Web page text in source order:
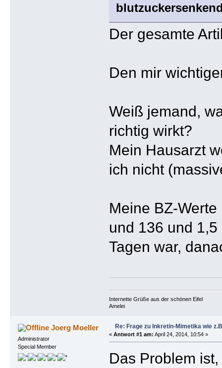
Der gesamte
Den mir
Weiß jemand,
richtig wirkt?
Mein Hausarzt
ich nicht
Meine BZ-
und 136 und
Tagen war,
Internette Grüße aus der schönen Eifel
Amelei
Joerg Moeller
Administrator
Special Member
Re: Frage zu Inkretin-Mimetika wie
« Antwort #1 am: April 24, 2014, 10:54 »
Das Problem